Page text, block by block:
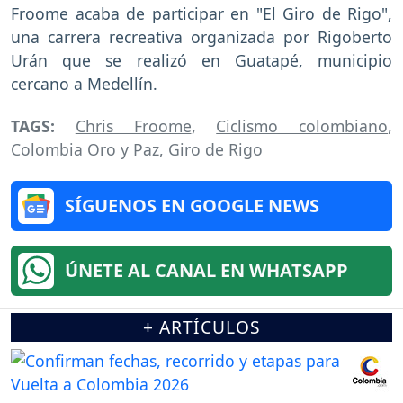
Froome acaba de participar en "El Giro de Rigo",
una carrera recreativa organizada por Rigoberto
Urán que se realizó en Guatapé, municipio
cercano a Medellín.
TAGS: Chris Froome, Ciclismo colombiano,
Colombia Oro y Paz, Giro de Rigo
SÍGUENOS EN GOOGLE NEWS
ÚNETE AL CANAL EN WHATSAPP
+ ARTÍCULOS